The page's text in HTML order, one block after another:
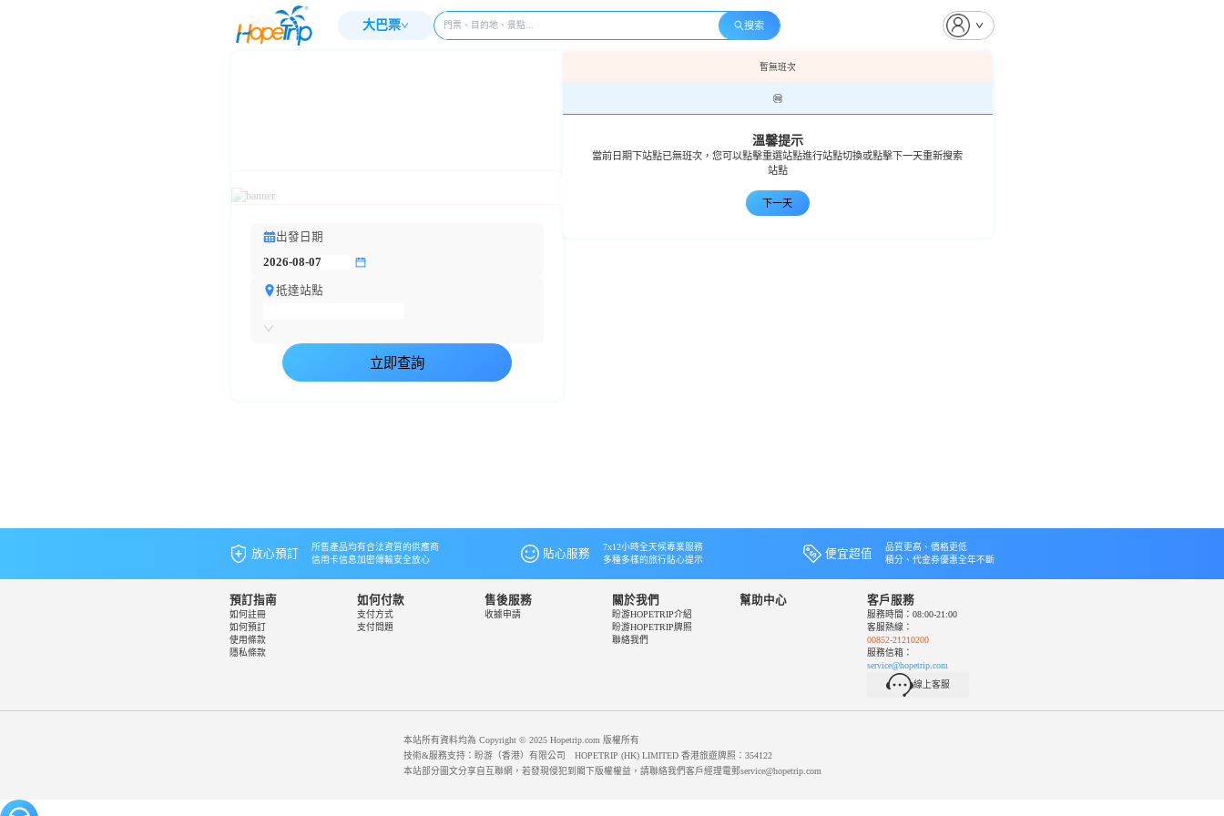
大巴票 搜索
出發日期
抵達站點
立即查詢
暫無班次
溫馨提示
當前日期下站點已無班次，您可以點擊重選站點進行站點切換或點擊下一天重新搜索
站點
下一天
放心預訂
所售產品均有合法資質的供應商
信用卡信息加密傳輸安全放心
貼心服務
7x12小時全天候專業服務
多種多樣的旅行貼心提示
便宜超值
品質更高、價格更低
積分、代金券優惠全年不斷
預訂指南
如何註冊
如何預訂
使用條款
隱私條款
如何付款
支付方式
支付問題
售後服務
收據申請
關於我們
盼游HOPETRIP介紹
盼游HOPETRIP牌照
聯絡我們
幫助中心 客戶服務
服務時間：08:00-21:00
客服熱線：
00852-21210200
服務信箱：
service@hopetrip.com
線上客服
本站所有資料均為 Copyright © 2025 Hopetrip.com 版權所有
技術&服務支持：盼游（香港）有限公司 HOPETRIP (HK) LIMITED 香港旅遊牌照：354122
本站部分圖文分享自互聯網，若發現侵犯到閣下版權權益，請聯絡我們客戶經理電郵service@hopetrip.com